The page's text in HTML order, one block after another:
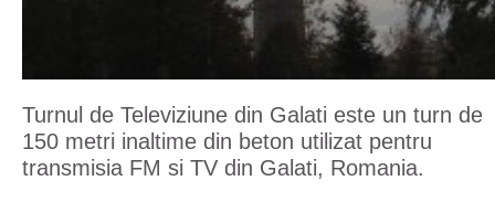
Turnul de Televiziune din Galati este un turn de
150 metri inaltime din beton utilizat pentru
transmisia FM si TV din Galati, Romania.